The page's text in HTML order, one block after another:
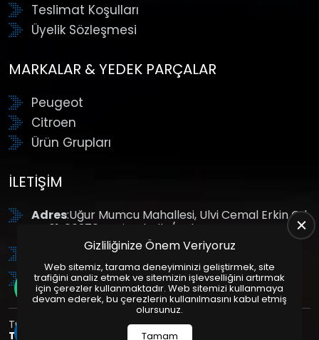
Teslimat Koşulları
Üyelik Sözleşmesi
MARKALAR & YEDEK PARÇALAR
Peugeot
Citroen
Ürün Grupları
İLETIŞIM
Adres:Uğur Mumcu Mahallesi, Ulvi Cemal Erkin Cd.
No:61, 06370 Yenimahalle/Ankara
: +90 (312) 354 8888
GSM: +90 (532) 343 4085
Tüm Hakları Saklıdır. | Bu site Us Yazılım
Tasarım
Paketleri ile Hazırlanmıştır. © 2025
Gizliliğinize Önem Veriyoruz
Web sitemiz, tarama deneyiminizi geliştirmek, site
trafiğini analiz etmek ve sitemizin işlevselliğini artırmak
için çerezler kullanmaktadır. Web sitemizi kullanmaya
devam ederek, bu çerezlerin kullanılmasını kabul etmiş
olursunuz.
Tamam